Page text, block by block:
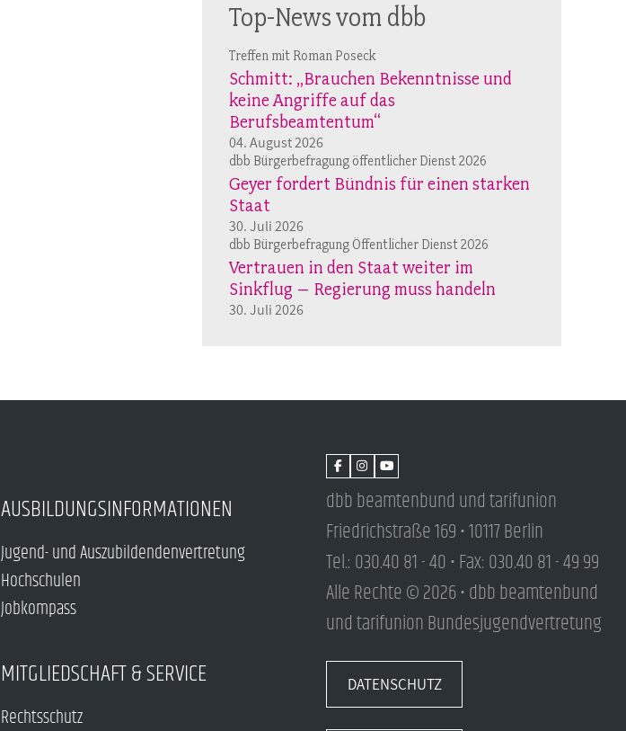
Top-News vom dbb
Treffen mit Roman Poseck
Schmitt: „Brauchen Bekenntnisse und
keine Angriffe auf das
Berufsbeamtentum“
04. August 2026
dbb Bürgerbefragung öffentlicher Dienst 2026
Geyer fordert Bündnis für einen starken
Staat
30. Juli 2026
dbb Bürgerbefragung Öffentlicher Dienst 2026
Vertrauen in den Staat weiter im
Sinkflug – Regierung muss handeln
30. Juli 2026
AUSBILDUNGSINFORMATIONEN
Jugend- und Auszubildendenvertretung
Hochschulen
Jobkompass
MITGLIEDSCHAFT & SERVICE
Rechtsschutz
dbb beamtenbund und tarifunion
Friedrichstraße 169 • 10117 Berlin
Tel.: 030.40 81 - 40 • Fax: 030.40 81 - 49 99
Alle Rechte © 2026 • dbb beamtenbund
und tarifunion Bundesjugendvertretung
DATENSCHUTZ